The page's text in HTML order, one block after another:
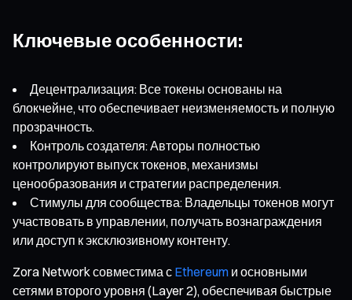
Ключевые особенности:
Децентрализация: Все токены основаны на
блокчейне, что обеспечивает неизменяемость и полную
прозрачность.
Контроль создателя: Авторы полностью
контролируют выпуск токенов, механизмы
ценообразования и стратегии распределения.
Стимулы для сообщества: Владельцы токенов могут
участвовать в управлении, получать вознаграждения
или доступ к эксклюзивному контенту.
Zora Network совместима с Ethereum и основными
сетями второго уровня (Layer 2), обеспечивая быстрые